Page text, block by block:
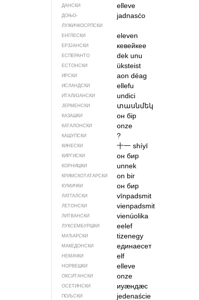
ДАНСКИ elleve
ДОЊО­
ЛУЖИЧКОСРПСКИ
jadnasćo
ЕНГЛЕСКИ eleven
ЕРЗЈАНСКИ кевейкее
ЕСПЕРАНТО dek unu
ЕСТОНСКИ üksteist
ИРСКИ aon déag
ИСЛАНДСКИ ellefu
ИТАЛИЈАНСКИ undici
ЈЕРМЕНСКИ տասնմեկ
КАЗАШКИ он бір
КАТАЛОНСКИ onze
КАШУПСКИ ?
КИНЕСКИ 十一 shíyī
КИРГИСКИ он бир
КОРНИШКИ unnek
КРИМСКОТАТАРСКИ on bir
КУМИЧКИ он бир
ЛАТГАЛСКИ vīnpadsmit
ЛЕТОНСКИ vienpadsmit
ЛИТВАНСКИ vienúolika
ЛУКСЕМБУРШКИ eelef
МАЂАРСКИ tizenegy
МАКЕДОНСКИ единаесет
НЕМАЧКИ elf
НОРВЕШКИ elleve
ОКСИТАНСКИ onze
ОСЕТИНСКИ иуӕндӕс
ПОЉСКИ jedenaście